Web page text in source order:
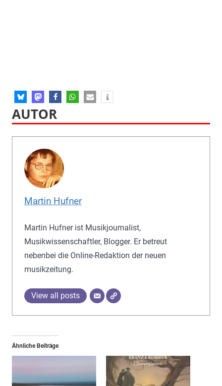
AUTOR
Martin Hufner
Martin Hufner ist Musikjournalist,
Musikwissenschaftler, Blogger. Er betreut
nebenbei die Online-Redaktion der neuen
musikzeitung.
View all posts
Ähnliche Beiträge